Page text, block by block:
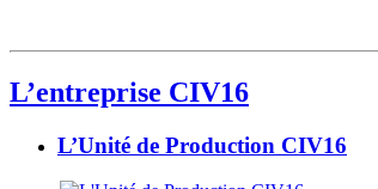
L’entreprise CIV16
L’Unité de Production CIV16